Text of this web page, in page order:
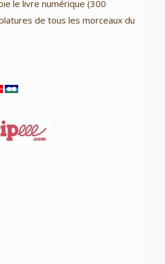
le livre numérique (300
de tous les morceaux du